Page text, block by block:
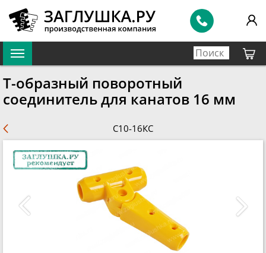
Т-образный поворотный
соединитель для канатов 16 мм
С10-16КС